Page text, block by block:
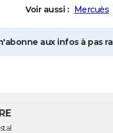
Voir aussi : Mercuès
aux infos à pas